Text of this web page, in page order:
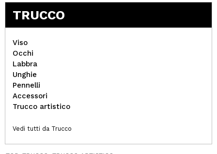
TRUCCO
Viso
Occhi
Labbra
Unghie
Pennelli
Accessori
Trucco artistico
Vedi tutti da Trucco